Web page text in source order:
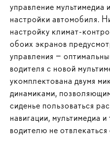
управление мультимедиа
настройки автомобиля.
настройку климат-
обоих экранов
управления −
водителя с новой
укомплектована двумя
динамиками,
сиденье пользоваться
навигации, мультимедиа
водителю не отвлекаться